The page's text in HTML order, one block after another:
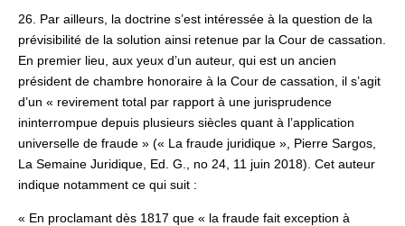
26. Par ailleurs, la doctrine s’est intéressée à la question de la
prévisibilité de la solution ainsi retenue par la Cour de cassation.
En premier lieu, aux yeux d’un auteur, qui est un ancien
président de chambre honoraire à la Cour de cassation, il s’agit
d’un « revirement total par rapport à une jurisprudence
ininterrompue depuis plusieurs siècles quant à l’application
universelle de fraude » (« La fraude juridique », Pierre Sargos,
La Semaine Juridique, Ed. G., no 24, 11 juin 2018). Cet auteur
indique notamment ce qui suit :
« En proclamant dès 1817 que « la fraude fait exception à